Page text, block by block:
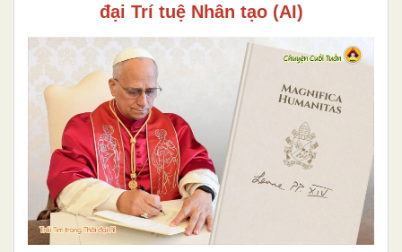
đại Trí tuệ Nhân tạo (AI)